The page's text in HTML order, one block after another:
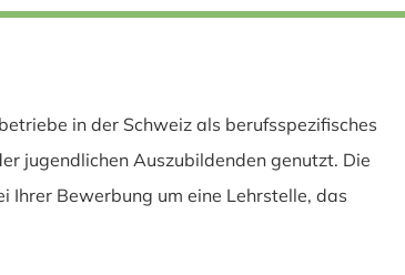
in der Schweiz als berufsspezifisches
jugendlichen Auszubildenden genutzt. Die
Ihrer Bewerbung um eine Lehrstelle, das